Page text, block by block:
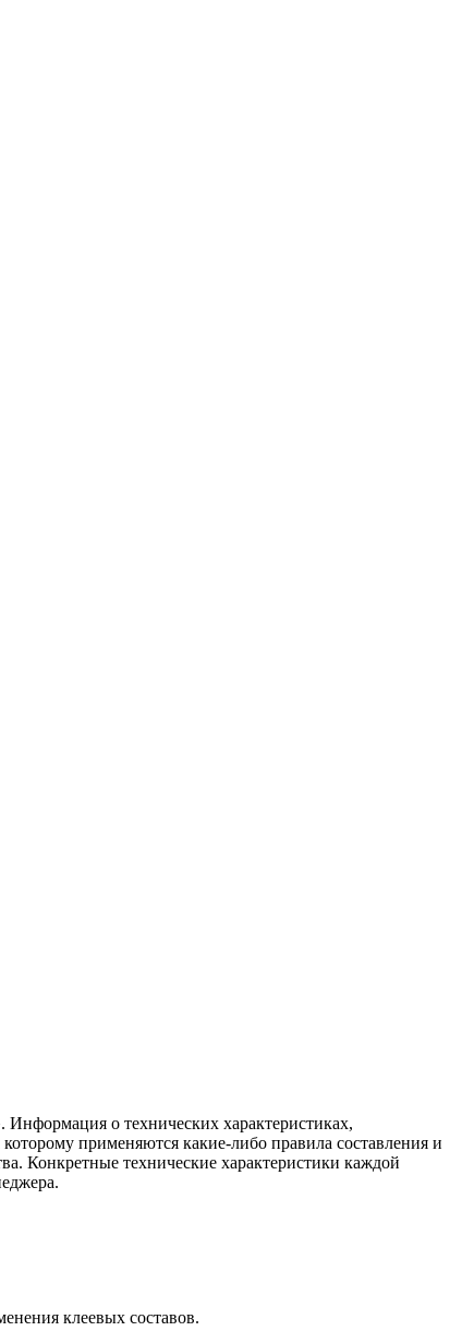
о технических характеристиках,
применяются какие-либо правила составления и
Конкретные технические характеристики каждой
клеевых составов.